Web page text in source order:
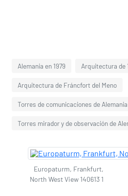
Alemania en 1979 Arquitectura de
Arquitectura de Fráncfort del Meno
Torres de comunicaciones de
Torres mirador y de observación de
Europaturm, Frankfurt,
North West View 140613 1